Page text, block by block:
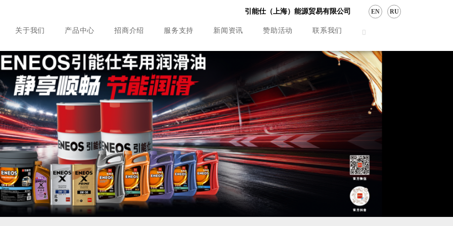
引能仕（上海）能源贸易有限公司 EN RU
关于我们 产品中心 招商介绍 服务支持 新闻资讯 赞助活动 联系我们